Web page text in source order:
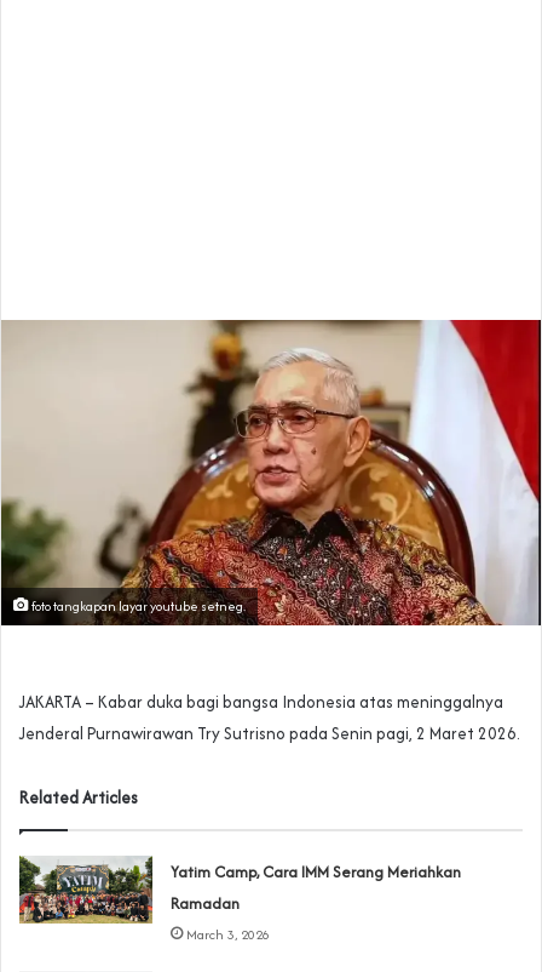
foto tangkapan layar youtube setneg.
JAKARTA – Kabar duka bagi bangsa Indonesia atas meninggalnya
Jenderal Purnawirawan Try Sutrisno pada Senin pagi, 2 Maret 2026.
Related Articles
Yatim Camp, Cara IMM Serang Meriahkan
Ramadan
March 3, 2026